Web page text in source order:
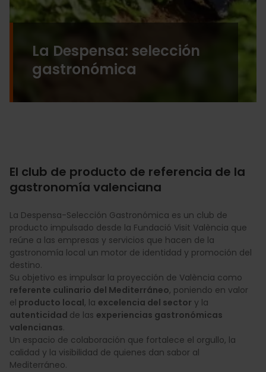
La Despensa: selección
gastronómica
El club de producto de referencia de la
gastronomía valenciana
La Despensa-Selección Gastronómica es un club de
producto impulsado desde la Fundació Visit València que
reúne a las empresas y servicios que hacen de la
gastronomía local un motor de identidad y promoción del
destino.
Su objetivo es impulsar la proyección de València como
referente culinario del Mediterráneo, poniendo en valor
el producto local, la excelencia del sector y la
autenticidad de las experiencias gastronómicas
valencianas.
Un espacio de colaboración que fortalece el orgullo, la
calidad y la visibilidad de quienes dan sabor al
Mediterráneo.